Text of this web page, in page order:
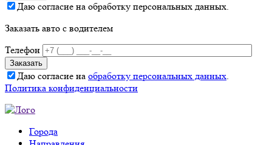
Даю согласие на обработку персональных данных.
Заказать авто с водителем
Телефон
Даю согласие на обработку персональных данных.
Политика конфиденциальности
Города